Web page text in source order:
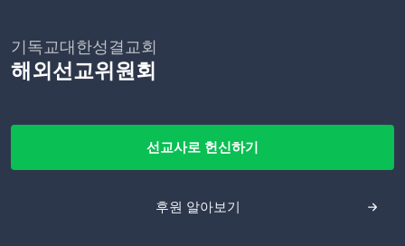
기독교대한성결교회
해외선교위원회
선교사로 헌신하기
후원 알아보기